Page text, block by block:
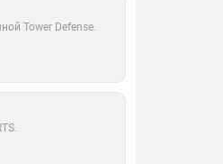
Tower Defense.